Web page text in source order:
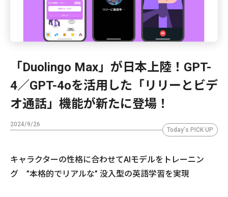
「Duolingo Max」が日本上陸！GPT-
4／GPT-4oを活用した「リリーとビデ
オ通話」機能が新たに登場！
2024/9/26
Today's PICK UP
キャラクターの性格に合わせてAIモデルをトレーニン
グ ”本格的でリアルな” 没入型の英語学習を実現